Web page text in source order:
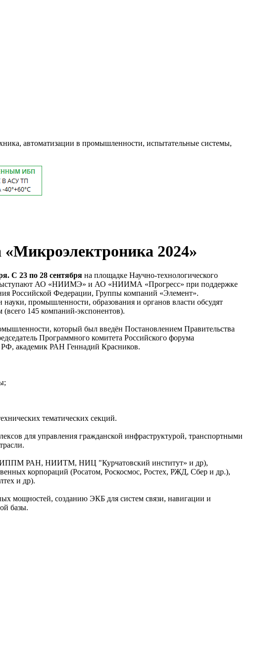
автоматизации в промышленности, испытательные системы,
2024»
С 23 по 28 сентября на площадке Научно-технологического
выступают АО «НИИМЭ» и АО «НИИМА «Прогресс» при поддержке
Российской Федерации, Группы компаний «Элемент».
науки, промышленности, образования и органов власти обсудят
145 компаний-экспонентов).
который был введён Постановлением Правительства
Программного комитета Российского форума
РФ, академик РАН Геннадий Красников.
тематических секций.
для управления гражданской инфраструктурой, транспортными
ИППМ РАН, НИИТМ, НИЦ "Курчатовский институт» и др),
корпораций (Росатом, Роскосмос, Ростех, РЖД, Сбер и др.),
и др).
мощностей, созданию ЭКБ для систем связи, навигации и
базы.